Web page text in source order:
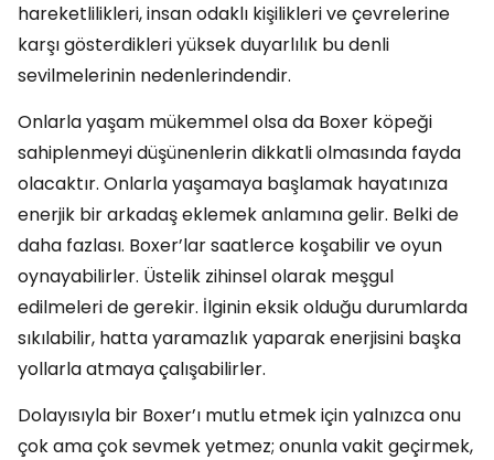
hareketlilikleri, insan odaklı kişilikleri ve çevrelerine
karşı gösterdikleri yüksek duyarlılık bu denli
sevilmelerinin nedenlerindendir.
Onlarla yaşam mükemmel olsa da Boxer köpeği
sahiplenmeyi düşünenlerin dikkatli olmasında fayda
olacaktır. Onlarla yaşamaya başlamak hayatınıza
enerjik bir arkadaş eklemek anlamına gelir. Belki de
daha fazlası. Boxer’lar saatlerce koşabilir ve oyun
oynayabilirler. Üstelik zihinsel olarak meşgul
edilmeleri de gerekir. İlginin eksik olduğu durumlarda
sıkılabilir, hatta yaramazlık yaparak enerjisini başka
yollarla atmaya çalışabilirler.
Dolayısıyla bir Boxer’ı mutlu etmek için yalnızca onu
çok ama çok sevmek yetmez; onunla vakit geçirmek,